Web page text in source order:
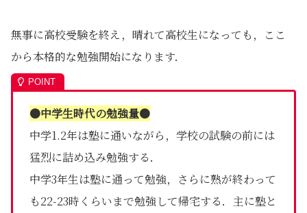
無事に高校受験を終え，晴れて高校生になっても，ここ
から本格的な勉強開始になります．
●中学生時代の勉強量●
中学1.2年は塾に通いながら，学校の試験の前には
猛烈に詰め込み勉強する．
中学3年生は塾に通って勉強，さらに熟が終わって
も22-23時くらいまで勉強して帰宅する．主に塾と